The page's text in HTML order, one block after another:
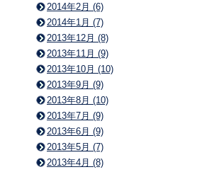
2014年2月 (6)
2014年1月 (7)
2013年12月 (8)
2013年11月 (9)
2013年10月 (10)
2013年9月 (9)
2013年8月 (10)
2013年7月 (9)
2013年6月 (9)
2013年5月 (7)
2013年4月 (8)